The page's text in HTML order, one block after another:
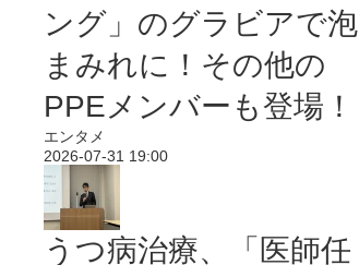
ング」のグラビアで泡
まみれに！その他の
PPEメンバーも登場！
エンタメ
2026-07-31 19:00
うつ病治療、「医師任